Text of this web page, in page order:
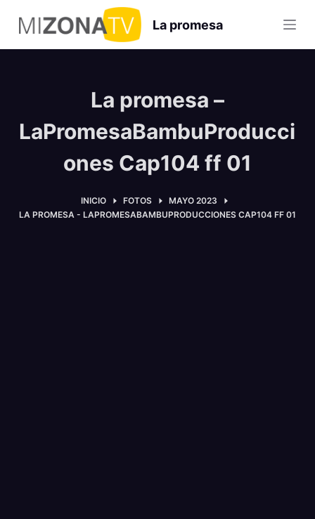
S
a
l
La promesa
La promesa –
LaPromesaBambuProducci
ones Cap104 ff 01
INICIO FOTOS
MAYO 2023
LA PROMESA - LAPROMESABAMBUPRODUCCIONES CAP104 FF 01